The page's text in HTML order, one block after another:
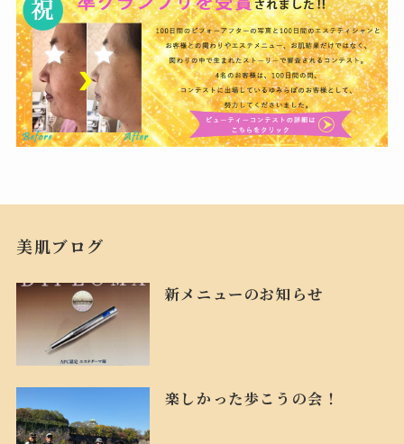
美肌ブログ
新メニューのお知らせ
楽しかった歩こうの会！